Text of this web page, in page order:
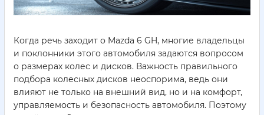
Когда речь заходит о Mazda 6 GH, многие владельцы
и поклонники этого автомобиля задаются вопросом
о размерах колес и дисков. Важность правильного
подбора колесных дисков неоспорима, ведь они
влияют не только на внешний вид, но и на комфорт,
управляемость и безопасность автомобиля. Поэтому